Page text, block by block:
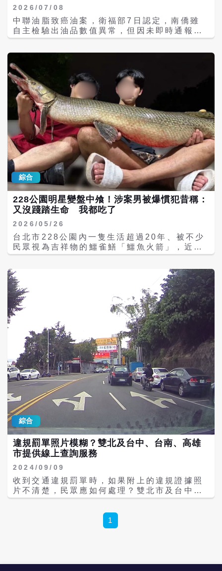
本羽田機場明確引導車輛入庫並提供免費緩
衝；新加坡樟宜機場與英國希斯洛機場則規劃
專用接客區與分流機制。相比之下，桃機在候
車空間與調度系統不足的情況下選擇先以科技
桃機主管機關應儘速補齊以下五項設備與制
度；第一是設置外圍免費接機候車區，提供休
息與航班資訊，避免車輛在航廈周邊繞行；第
二是建立連動資訊系統讓旅客出關後能以App
或簡訊通知司機進場；第三是推行數位化會面
點調度，依即時車流分配接客區域與號碼，避
免車輛蜂擁擠爆出口；第四是設置倒數顯示與
警示設備，車輛臨停接近3分鐘時給予提醒，
而非直接開罰；第五是建立合理例外與申訴機
制為行動不便者或大型行李上下車保留人性化
彈性。 李奇嶽強調，科技執法的真正價值在於
利用科技減少壅塞、協助會合，桃機身為國家
門面，管理品質應以旅客便利性與交通改善實
效來檢驗，而非一天開出多少罰單。
之油品及2項成品之檢驗結果皆為合格，所以
南僑油脂公司認為這批原料是沒有受汙染的，
故無適用申報之法定義務。 南僑表示，至目前
罰書後再與律師研商後，依法提出行政救濟。
南僑同時強調，轉投資子公司南僑油脂生產的
食用油產品均符合國家食品安全衛生規定，品
質安全無虞。 《批踢踢實業坊》（PTT）論壇
上的網友表示，「怎麼是南僑要發說明？中聯
人呢？」、「南僑加油！」、「這說法我給
過，球回到衛福部腳下」、「南僑加油，不畏
強權」、「南僑不是沒用到,是有用到的是合格
的」、「南僑通報上游 然後一堆廠商偷偷開
會，拖很久中聯才通報」、「做成成品稀釋後
檢測合格的意思」、「要勘驗流程，文字無法
清楚還原」、「有依照程序的話 南橋滿穩的
吧」、「製程桶內油、成品、留樣樣品可能狀
態都不同」。
2026/07/08
中聯油脂致癌油案，衛福部7日認定，南僑雖
自主檢驗出油品數值異常，但因未即時通報給
地方衛生主管機關，一樣違反《食安法》，將
者，質疑「前幾天企圖蓋牌不公佈下游名單的
食藥署官員是否一起罰？」另立法院長韓國瑜
嫡系子弟兵林佳新直言，台北市長蔣萬安配合
衛福部開罰南僑300萬是白X行為，全力支持
南僑行政救濟。 福部長石崇良7日下午受訪時
表示，針對中聯延遲通報，及追查過程中涉有
不實情形，將依《食品安全衛生管理法》開罰
1億6520萬元；自於第一個自主檢驗出油品數
值異常的下游南僑集團，因未即時通報給地方
衛生主管機關，一樣違反《食安法》將開罰。
台北市衛生局表示，南僑自主檢驗檢出苯駢芘
不符規定，於6月10日向上游福壽通知原料異
常，未依食品安全衛生管理法第7條第5項向衛
生局通報，依同法第47條開罰300萬元。而南
僑自中聯公司之一級黃豆油已加工生產成7項
產品，其中「南僑NEBOS機能性脂肪抹醬」
影響大豆沙拉油比例達20%以上的加工產品，
已下架回收。 對於南僑遭開罰，引發不少網友
憤慨，直言沒有南僑自主檢驗，這些問題油，
「衛福部說南僑通報太慢所以開罰。那我老百
姓就問一下，前幾天企圖蓋牌不公佈下游名單
的食藥署官員也應該一起罰嗎？」。 《批踢踢
實業坊》（PTT）論壇上的鄉民議論，「這個
政府完全沒有道德」、「南僑不是政府單位例
行抽檢，南僑是對原料抽檢也不是產品，且未
使用疑慮原料製作，因此在法規上，只是擬制
遵循慣例通知上游廠商複驗確認結果再對外公
佈，這已經十足道義了」、「就算第一時間通
報衛生局，人家也都會質疑要你再去複驗」、
「南僑花了錢自己檢驗,料還放旁邊沒用,結果
跟其他兩間做一堆產品流入的罰一樣多」、
「民進黨政府是最大贏家，完全不用負責，廠
商必須負所有責任」。 不驗就沒事？網憂擊潰
食安防線 也有網友發表看法，南僑不是製造
商，作為買方，核心責任在於確認進料品質，
並在發現問題時拒收、退貨、要求改善，從源
頭阻止不良原物料進入自家生產線，更何況不
同企業內部的檢驗結果也會有所落差。 原PO
認為，如果政府在處理食安事件時，採取的是
「只要有沾到邊就一律快狠準重罰」的作秀思
維，而忽略了「是否有流入市場」、「是否主
動攔截退貨」等實質行為的差異，反而會擊潰
台灣食品業好不容易建立起來的自主檢驗防
演變成「不驗就沒事」的假球生態」。 網友憤
怒的其中原因之一是，案發第一時間，食藥署
引發民眾恐慌，眼看可能要重創選情，食藥署
綜合
228公園明星變盤中飧！涉案男被爆慣犯昔稱：
又沒踐踏生命 我都吃了
2026/05/26
台北市228公園內一隻生活超過20年、被不少
民眾視為吉祥物的鱷雀鱔「鱷魚火箭」，近日
遭2名男子以「清除外來種」為由釣起後帶往
怒火。北市公園處表示，兩名當事人今（26）
日上午已致電道歉，北市府將依規定對2人各
開罰3600元，合計7200元。成大第二屆釣魚
社長也爆料，其中一人早已是慣犯，甚至稱自
己「又沒踐踏生命，都吃掉了」，即便道歉仍
止不住網友怒火。 事件起因於成大釣魚社透過
臉書發文，自稱為清除外來種，釣起長約1公
尺的鱷雀鱔後帶往熱炒店食用。由於該魚已在
228公園池內生活超過20年，是不少遊客熟知
的「公園明星」，消息曝光後迅速掀起爭議。
對此，成大釣魚社表示，經查證，涉事者為姜
姓校外人士及陳姓畢業校友，2人目前皆非社
團成員，卻未經同意及審核擅自使用社團帳號
發文，社團也為帳號管理疏失及造成外界誤解
致歉。 事後兩名當事人也透過社群發文道歉，
坦言因「未確認公園相關規範，誤以為外來種
就可以自行處置帶走吃掉，沒有按照正確的流
程處理，向公園方及所有關心這次事件的人們
致上最深歉意」，並強調此事屬個人行為，並
非社團活動，也未經社團同意或授權，不代表
社團立場。他們表示，已準備向公園管理單位
致歉，若後續遭開罰，「也會依規定繳納，並
且後續也會去參加能幫助社會福利的活動，補
市公園管理自治條例》第11條規定，除公告指
定地點外，不得於公園水池或湖泊內游泳、沐
行為人各處3600元罰鍰。 228公園明星「鱷
綜合
違規罰單照片模糊？雙北及台中、台南、高雄
市提供線上查詢服務
2024/09/09
收到交通違規罰單時，如果附上的違規證據照
片不清楚，民眾應如何處理？雙北市及台中、
台南、高雄市的警察局，均提供「逕行舉發」
件裁決處也在官網設申訴頁面，讓民眾輕鬆查
1